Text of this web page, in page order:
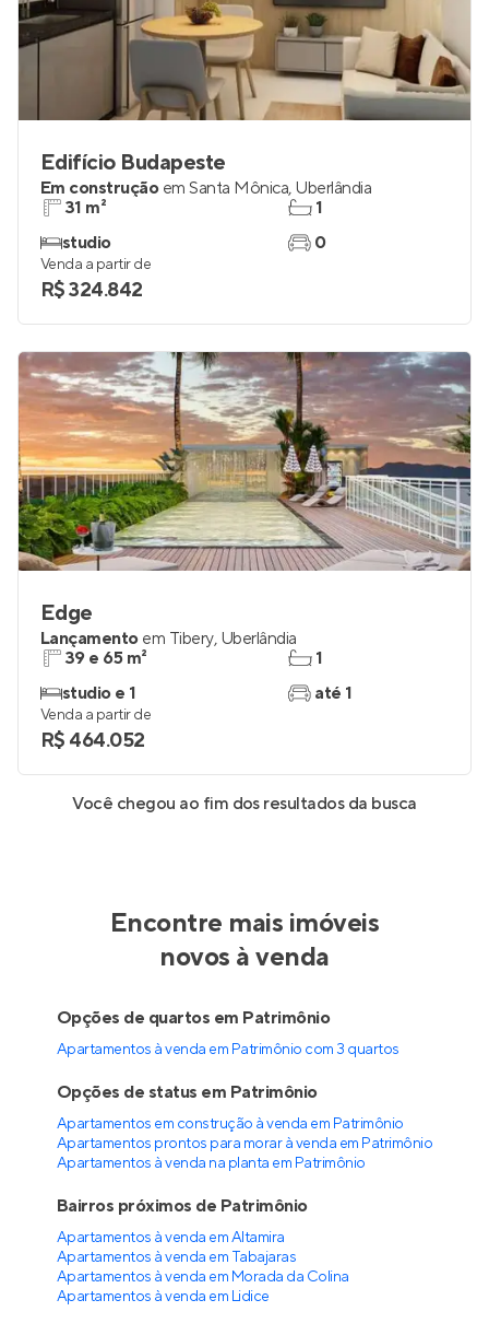
Edifício Budapeste
Em construção em Santa Mônica, Uberlândia
31 m²
studio
1
0
Venda a partir de
R$ 324.842
Edge
Lançamento em Tibery, Uberlândia
39 e 65 m²
studio e 1
1
até 1
Venda a partir de
R$ 464.052
Você chegou ao fim dos resultados da busca
Encontre mais imóveis
novos à venda
Opções de quartos em Patrimônio
Apartamentos à venda em Patrimônio com 3 quartos
Opções de status em Patrimônio
Apartamentos em construção à venda em Patrimônio
Apartamentos prontos para morar à venda em Patrimônio
Apartamentos à venda na planta em Patrimônio
Bairros próximos de Patrimônio
Apartamentos à venda em Altamira
Apartamentos à venda em Tabajaras
Apartamentos à venda em Morada da Colina
Apartamentos à venda em Lidice